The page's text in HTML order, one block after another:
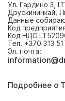
Ул. Гардино 3,
Друскининкай,
Данные
Код
Код НДС
Тел. +370 313
Эл. почта:
Подробнее о